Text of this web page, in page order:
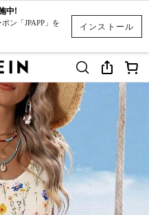
インストール
中!
ン「JPAPP」を